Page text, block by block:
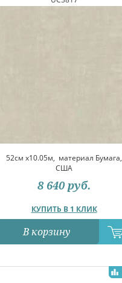
52см x10.05м, материал Бумага,
США
КУПИТЬ В 1 КЛИК
8 640 руб.
В корзину